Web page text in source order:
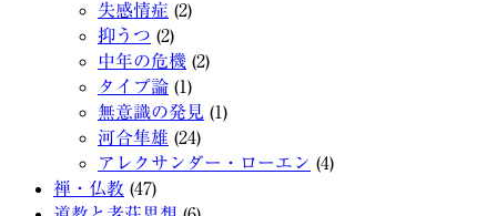
失感情症 (2)
抑うつ (2)
中年の危機 (2)
タイプ論 (1)
無意識の発見 (1)
河合隼雄 (24)
アレクサンダー・ローエン (4)
禅・仏教 (47)